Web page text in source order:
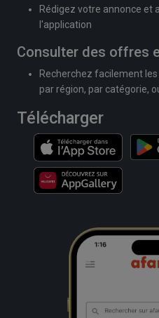
Rédigez votre annonce et
l'application
Consulter des offres
Recherchez facilement
par région, par catégorie,
Télécharger